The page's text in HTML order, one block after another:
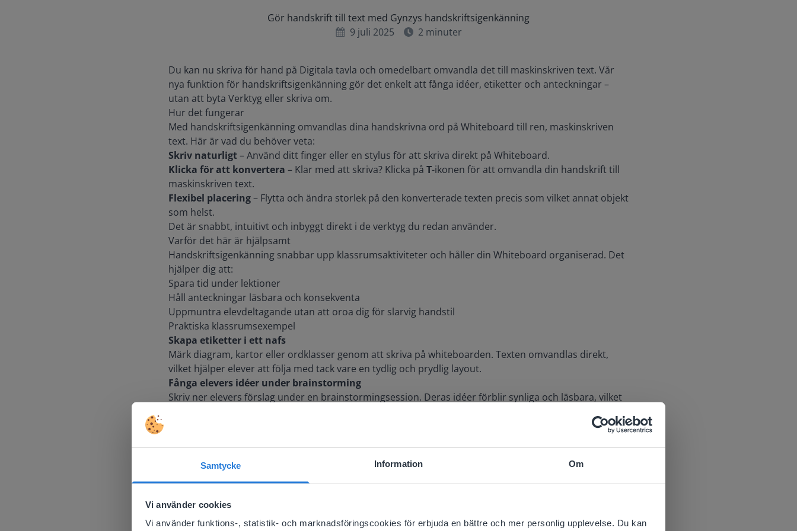
Samtycke Information Om
Vi använder cookies
Vi använder funktions-, statistik- och marknadsföringscookies för erbjuda en bättre och mer personlig upplevelse. Du kan
Gör handskrift till text med Gynzys handskriftsigenkänning
9 juli 2025
2 minuter
Du kan nu skriva för hand på Digitala tavla och omedelbart omvandla det till maskinskriven text. Vår
nya funktion för handskriftsigenkänning gör det enkelt att fånga idéer, etiketter och anteckningar –
utan att byta Verktyg eller skriva om.
Hur det fungerar
Med handskriftsigenkänning omvandlas dina handskrivna ord på Whiteboard till ren, maskinskriven
text. Här är vad du behöver veta:
Skriv naturligt– Använd ditt finger eller en stylus för att skriva direkt på Whiteboard.
Klicka för att konvertera – Klar med att skriva? Klicka på T-ikonen för att omvandla din handskrift till
maskinskriven text.
Flexibel placering– Flytta och ändra storlek på den konverterade texten precis som vilket annat objekt
som helst.
Det är snabbt, intuitivt och inbyggt direkt i de verktyg du redan använder.
Varför det här är hjälpsamt
Handskriftsigenkänning snabbar upp klassrumsaktiviteter och håller din Whiteboard organiserad. Det
hjälper dig att:
Spara tid under lektioner
Håll anteckningar läsbara och konsekventa
Uppmuntra elevdeltagande utan att oroa dig för slarvig handstil
Praktiska klassrumsexempel
Skapa etiketter i ett nafs
Märk diagram, kartor eller ordklasser genom att skriva på whiteboarden. Texten omvandlas direkt,
vilket hjälper elever att följa med tack vare en tydlig och prydlig layout.
Fånga elevers idéer under brainstorming
Skriv ner elevers förslag under en brainstormingsession. Deras idéer förblir synliga och läsbara, vilket
du kan hålla din lektion i rörelse.
This website doesn't match your location
Based on your location, we think you might prefer to visit our English website.